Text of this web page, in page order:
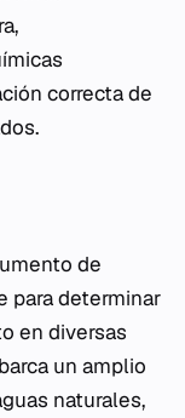
correcta de
de
para determinar
en diversas
un amplio
naturales,